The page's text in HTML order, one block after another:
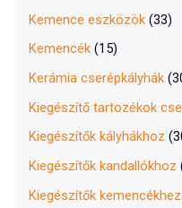
Kemence eszközök (33)
Kemencék (15)
Kerámia cserépkályhák
Kiegészítő tartozékok
Kiegészítők kályhákhoz
Kiegészítők kandallókhoz
Kiegészítők kemencékhez